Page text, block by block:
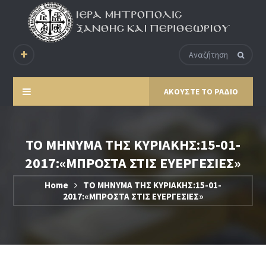
ΑΚΟΥΣΤΕ ΤΟ ΡΑΔΙΟ
ΤΟ ΜΗΝΥΜΑ ΤΗΣ ΚΥΡΙΑΚΗΣ:15-01-
2017:«ΜΠΡΟΣΤΑ ΣΤΙΣ ΕΥΕΡΓΕΣΙΕΣ»
Home
ΤΟ ΜΗΝΥΜΑ ΤΗΣ ΚΥΡΙΑΚΗΣ:15-01-
2017:«ΜΠΡΟΣΤΑ ΣΤΙΣ ΕΥΕΡΓΕΣΙΕΣ»